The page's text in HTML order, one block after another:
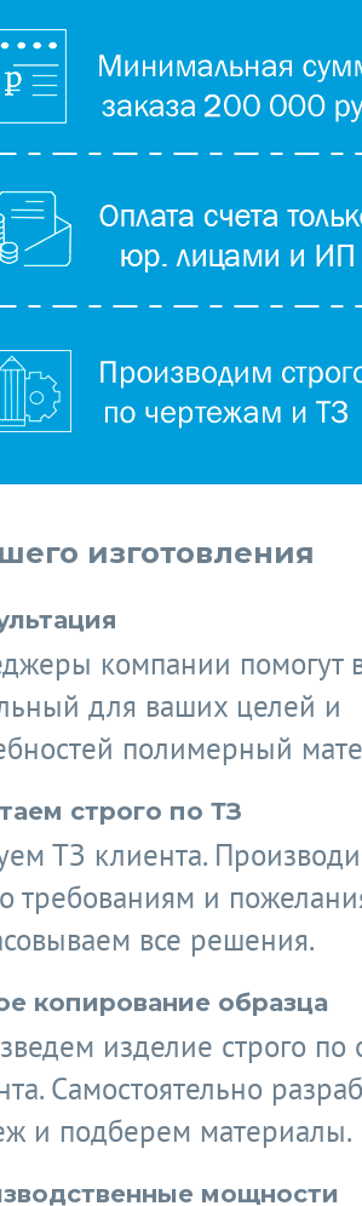
изготовления
компании помогут
для ваших целей и
полимерный
строго по ТЗ
ТЗ клиента.
требованиям и
все решения.
копирование образца
изделие строго по
Самостоятельно
и подберем материалы.
мощности